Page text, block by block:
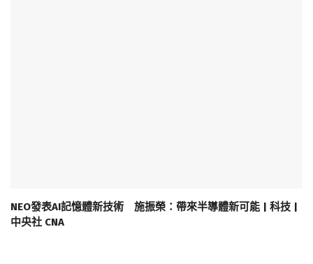
NEO發表AI記憶體新技術 施振榮：帶來半導體新可能 | 科技 |
中央社 CNA